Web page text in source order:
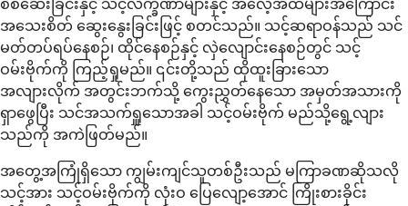
စစ်ဆေးခြင်းနှင့် သင့်လက္ခဏာများနှင့် အလေ့အထများအကြောင်း
အသေးစိတ် ဆွေးနွေးခြင်းဖြင့် စတင်သည်။ သင့်ဆရာဝန်သည် သင်
မတ်တပ်ရပ်နေစဉ်၊ ထိုင်နေစဉ်နှင့် လှဲလျောင်းနေစဉ်တွင် သင့်
ဝမ်းဗိုက်ကို ကြည့်ရှုမည်။ ၎င်းတို့သည် ထိုထူးခြားသော
အလျားလိုက် အတွင်းဘက်သို့ ကွေးညွှတ်နေသော အမှတ်အသားကို
ရှာဖွေပြီး သင်အသက်ရှူသောအခါ သင့်ဝမ်းဗိုက် မည်သို့ရွေ့လျား
သည်ကို အကဲဖြတ်မည်။
အတွေ့အကြုံရှိသော ကျွမ်းကျင်သူတစ်ဦးသည် မကြာခဏဆိုသလို
သင့်အား သင့်ဝမ်းဗိုက်ကို လုံးဝ ပြေလျော့အောင် ကြိုးစားခိုင်း